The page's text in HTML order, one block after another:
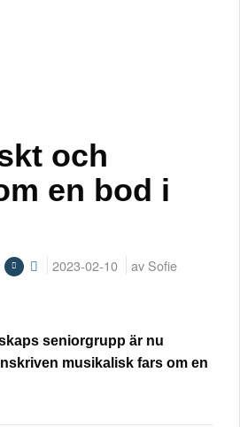
och
en bod i
2023-02-10
av Sofie
seniorgrupp är nu
musikalisk fars om en